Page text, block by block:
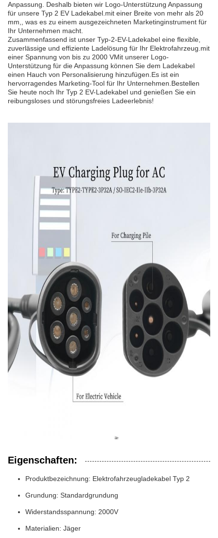
Anpassung. Deshalb bieten wir Logo-Unterstützung Anpassung
für unsere Typ 2 EV Ladekabel.mit einer Breite von mehr als 20
mm,, was es zu einem ausgezeichneten Marketinginstrument für
Ihr Unternehmen macht.
Zusammenfassend ist unser Typ-2-EV-Ladekabel eine flexible,
zuverlässige und effiziente Ladelösung für Ihr Elektrofahrzeug.mit
einer Spannung von bis zu 2000 VMit unserer Logo-
Unterstützung für die Anpassung können Sie dem Ladekabel
einen Hauch von Personalisierung hinzufügen.Es ist ein
hervorragendes Marketing-Tool für Ihr Unternehmen.Bestellen
Sie heute noch Ihr Typ 2 EV-Ladekabel und genießen Sie ein
reibungsloses und störungsfreies Ladeerlebnis!
Eigenschaften:
Produktbezeichnung: Elektrofahrzeugladekabel Typ 2
Grundung: Standardgrundung
Widerstandsspannung: 2000V
Materialien: Jäger